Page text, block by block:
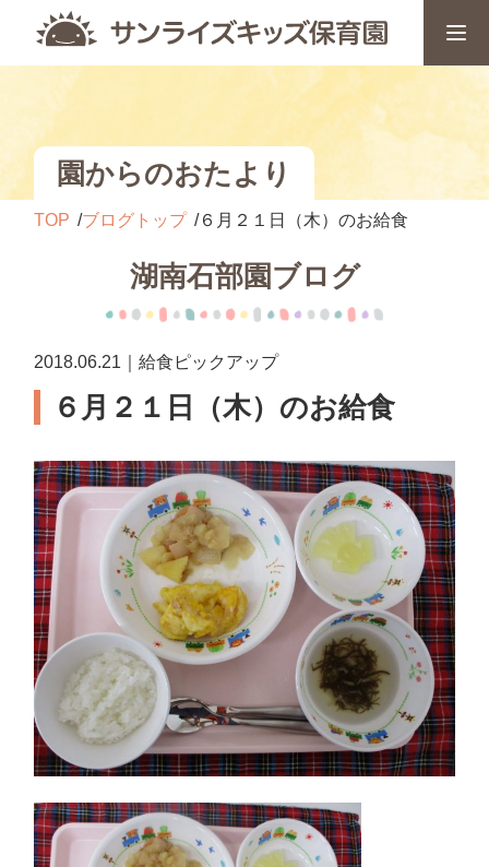
園からのおたより
TOP ブログトップ ６月２１日（木）のお給食
湖南石部園ブログ
2018.06.21｜給食ピックアップ
６月２１日（木）のお給食